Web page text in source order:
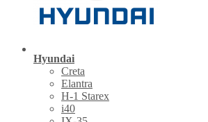
Hyundai
Creta
Elantra
H-1 Starex
i40